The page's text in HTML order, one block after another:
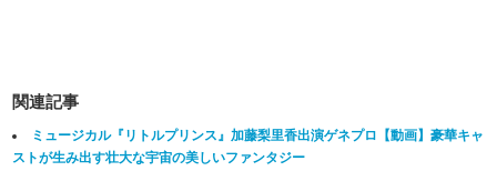
関連記事
ミュージカル『リトルプリンス』加藤梨里香出演ゲネプロ【動画】豪華キャ
ストが生み出す壮大な宇宙の美しいファンタジー